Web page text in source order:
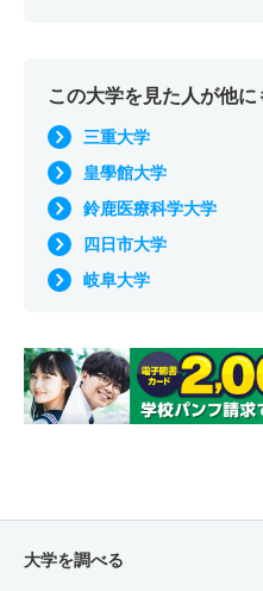
この大学を見た人が他
三重大学
皇學館大学
鈴鹿医療科学大学
四日市大学
岐阜大学
大学を調べる